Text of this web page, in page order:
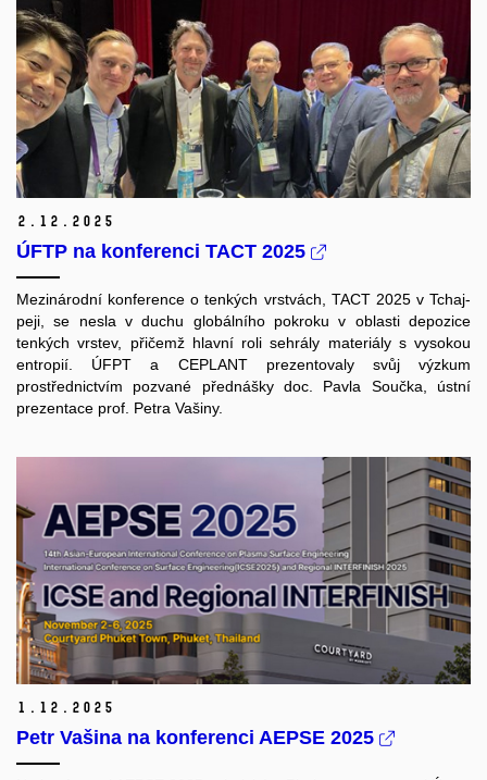
2. 12. 2025
ÚFTP na konferenci TACT 2025
Mezinárodní konference o tenkých vrstvách, TACT 2025 v Tchaj-
peji, se nesla v duchu globálního pokroku v oblasti depozice
tenkých vrstev, přičemž hlavní roli sehrály materiály s vysokou
entropií. ÚFPT a CEPLANT prezentovaly svůj výzkum
prostřednictvím pozvané přednášky doc. Pavla Součka, ústní
prezentace prof. Petra Vašiny.
1. 12. 2025
Petr Vašina na konferenci AEPSE 2025